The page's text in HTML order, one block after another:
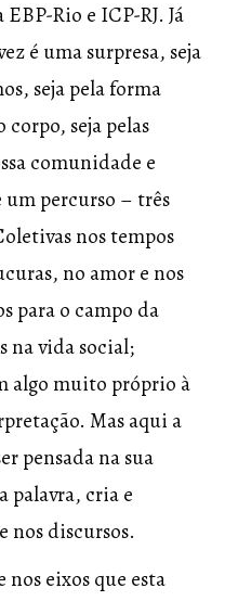
Rio e ICP-RJ. Já
é uma surpresa, seja
seja pela forma
corpo, seja pelas
comunidade e
um percurso – três
nos tempos
no amor e nos
para o campo da
na vida social;
algo muito próprio à
Mas aqui a
pensada na sua
palavra, cria e
nos discursos.
nos eixos que esta